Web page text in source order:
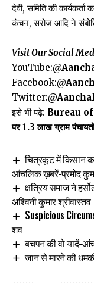
देवी, समिति की कार्यकर्ता
कंचन, सरोज आदि ने
Visit Our Social
YouTube:
Facebook:
Twitter:
इसे भी पढ़े: Bureau of
पर 1.3 लाख ग्राम
चित्रकूट में किसान
आंचलिक ख़बरें-प्रमोद
क्षत्रिय समाज ने
अश्विनी कुमार श्रीवास्तव
Suspicious
शव
बचपन की वो यादें-
जान से मारने की